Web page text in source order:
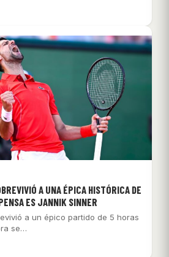
A UNA ÉPICA HISTÓRICA DE
ES JANNIK SINNER
a un épico partido de 5 horas
se…